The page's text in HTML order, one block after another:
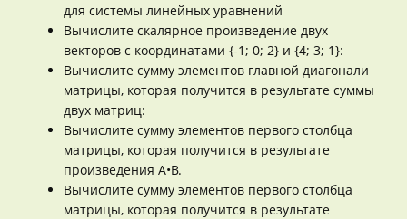
для системы линейных уравнений
Вычислите скалярное произведение двух
векторов с координатами {-1; 0; 2} и {4; 3; 1}:
Вычислите сумму элементов главной диагонали
матрицы, которая получится в результате суммы
двух матриц:
Вычислите сумму элементов первого столбца
матрицы, которая получится в результате
произведения A•B.
Вычислите сумму элементов первого столбца
матрицы, которая получится в результате